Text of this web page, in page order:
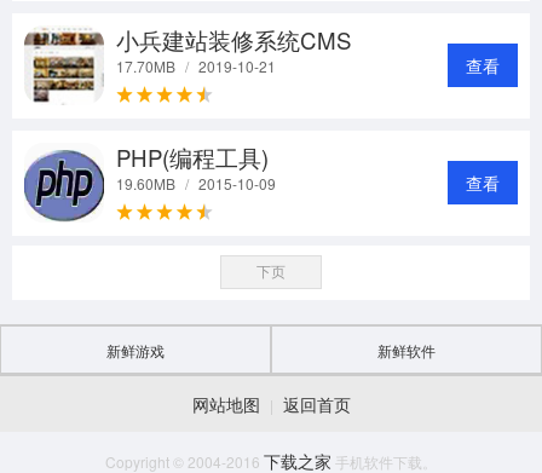
小兵建站装修系统CMS
17.70MB / 2019-10-21 查看
PHP(编程工具)
19.60MB / 2015-10-09 查看
下页
新鲜游戏 新鲜软件
网站地图 | 返回首页
Copyright © 2004-2016 下载之家 手机软件下载。